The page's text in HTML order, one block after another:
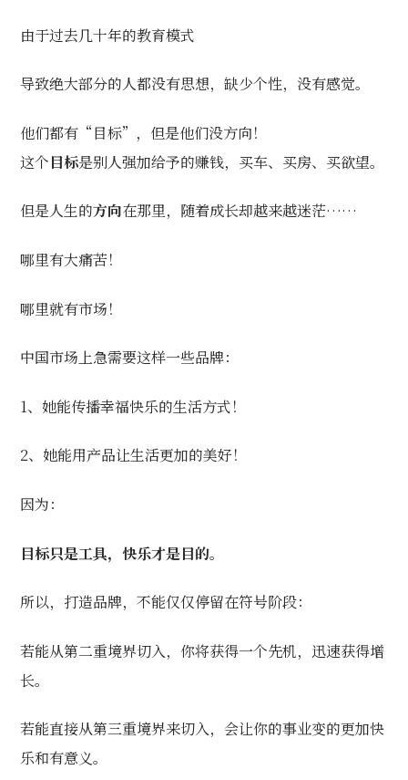
由于过去几十年的教育模式
导致绝大部分的人都没有思想，缺少个性，没有感觉。
他们都有“目标”，但是他们没方向！
这个目标是别人强加给予的赚钱，买车、买房、买欲望。
但是人生的方向在那里，随着成长却越来越迷茫……
哪里有大痛苦！
哪里就有市场！
中国市场上急需要这样一些品牌：
1、她能传播幸福快乐的生活方式！
2、她能用产品让生活更加的美好！
因为：
目标只是工具，快乐才是目的。
所以，打造品牌，不能仅仅停留在符号阶段：
若能从第二重境界切入，你将获得一个先机，迅速获得增
长。
若能直接从第三重境界来切入，会让你的事业变的更加快
乐和有意义。